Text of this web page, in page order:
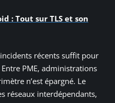
: Tout sur TLS et son
récents suffit pour
PME, administrations
n’est épargné. Le
réseaux interdépendants,